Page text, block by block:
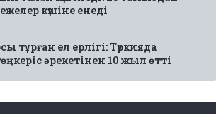
күшіне енеді
тұрған ел ерлігі: Түркияда
әрекетінен 10 жыл өтті